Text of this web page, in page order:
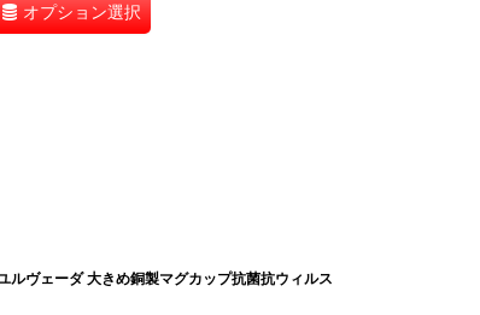
オプション選択
ヴェーダ 大きめ銅製マグカップ抗菌抗ウィルス